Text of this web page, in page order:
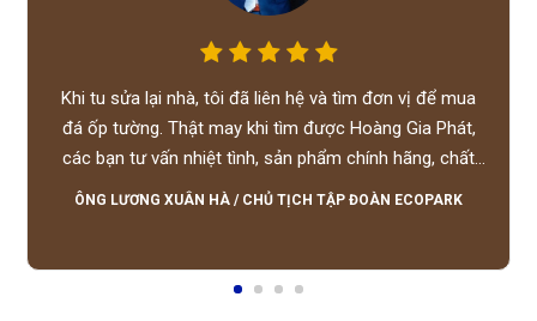
Khi tu sửa lại nhà, tôi đã liên hệ và tìm đơn vị để mua
đá ốp tường. Thật may khi tìm được Hoàng Gia Phát,
các bạn tư vấn nhiệt tình, sản phẩm chính hãng, chất
lượng tốt, giá hợp lý, hỗ trợ tận tình.
ÔNG LƯƠNG XUÂN HÀ / CHỦ TỊCH TẬP ĐOÀN ECOPARK